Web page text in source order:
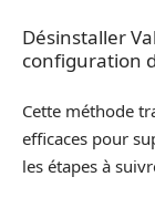
Désinstaller
configuration
Cette méthode
efficaces pour
les étapes à